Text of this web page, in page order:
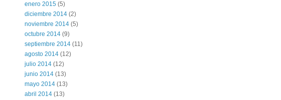
enero 2015 (5)
diciembre 2014 (2)
noviembre 2014 (5)
octubre 2014 (9)
septiembre 2014 (11)
agosto 2014 (12)
julio 2014 (12)
junio 2014 (13)
mayo 2014 (13)
abril 2014 (13)